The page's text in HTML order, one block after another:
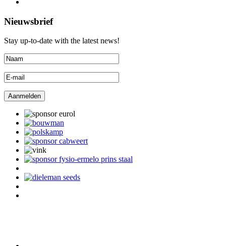
Nieuwsbrief
Stay up-to-date with the latest news!